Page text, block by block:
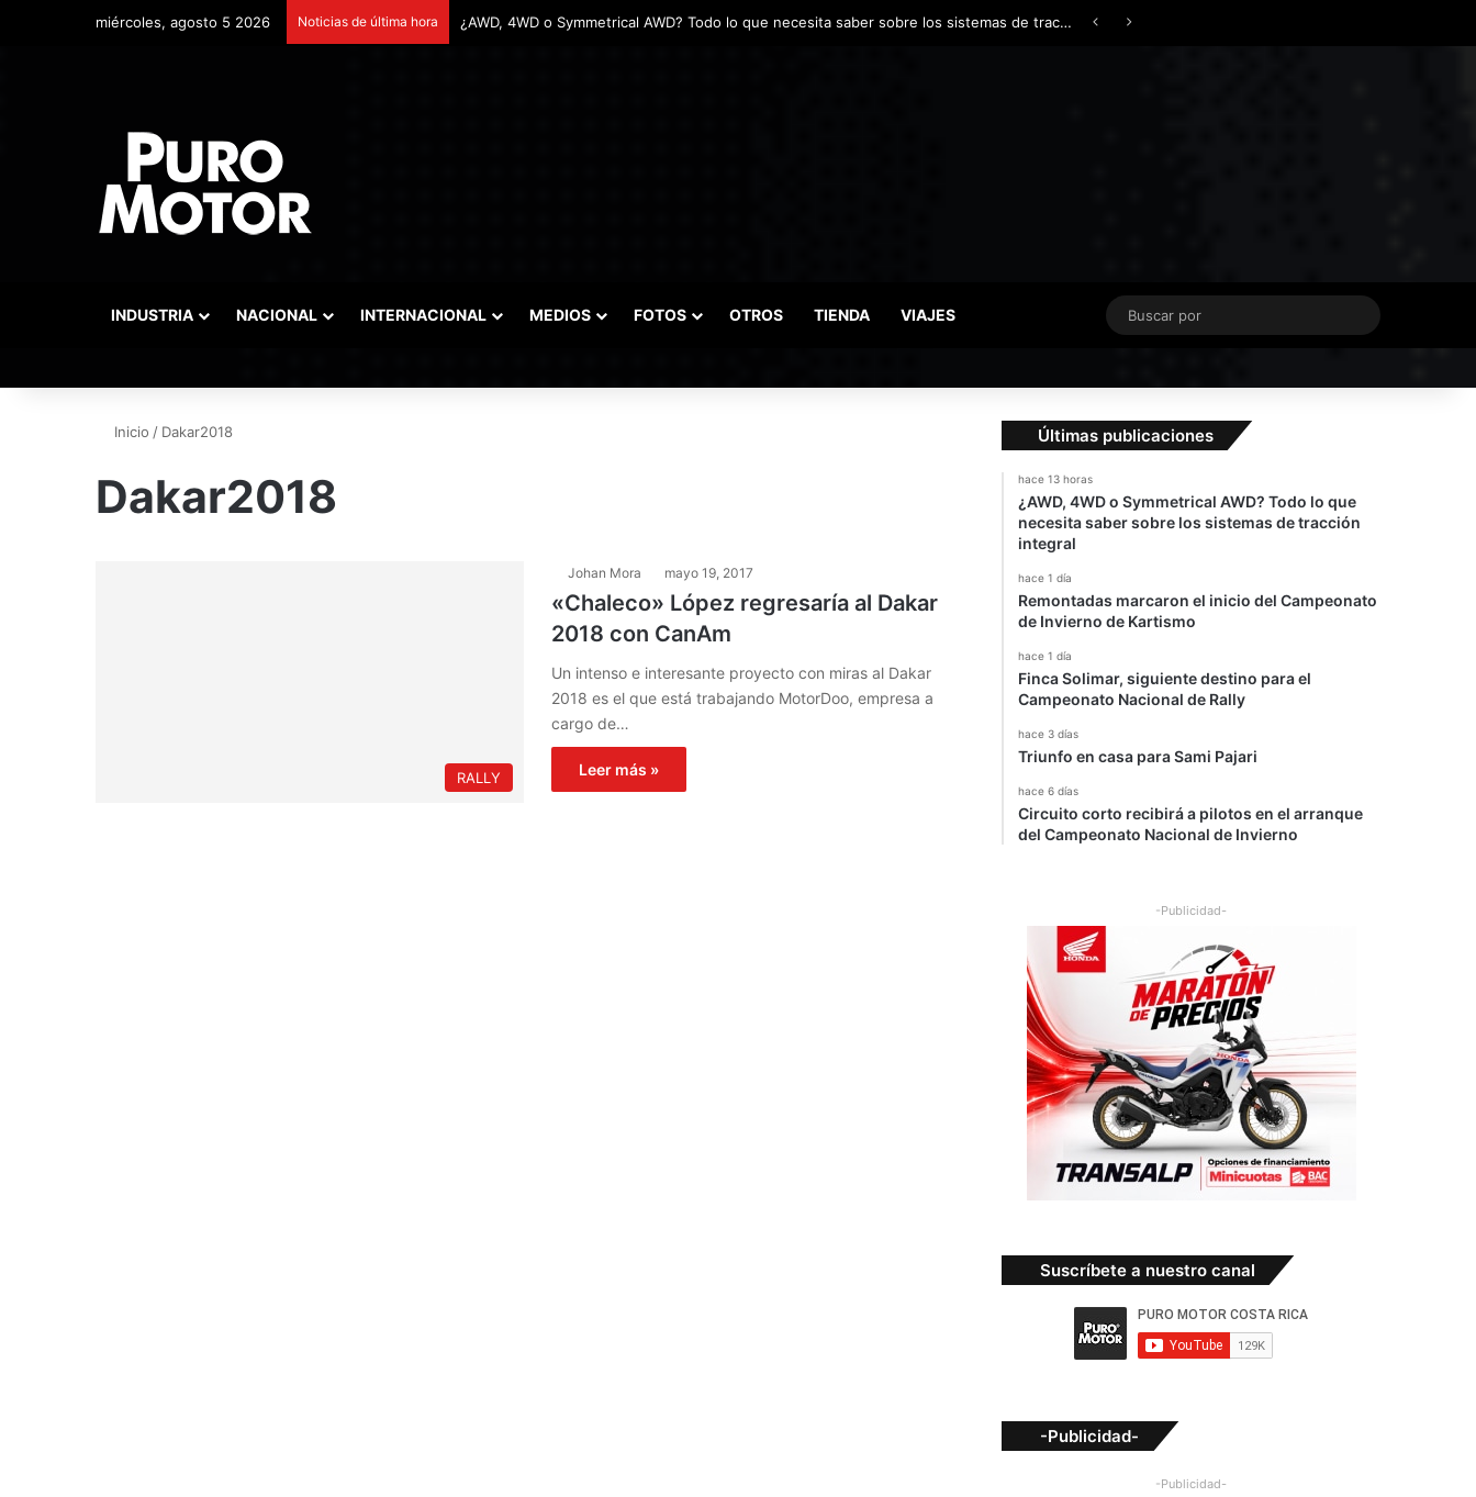
miércoles, agosto 5 2026 Noticias de última hora ¿AWD, 4WD o Symmetrical AWD? Todo lo que necesita saber sobre los sistemas de tracción integral
INDUSTRIA NACIONAL INTERNACIONAL MEDIOS FOTOS OTROS TIENDA VIAJES
Buscar
Inicio / Dakar2018
Dakar2018
RALLY
Johan Mora mayo 19, 2017
«Chaleco» López regresaría al Dakar
2018 con CanAm
Un intenso e interesante proyecto con miras al Dakar
2018 es el que está trabajando MotorDoo, empresa a
cargo de…
Leer más »
Últimas publicaciones
hace 13 horas
¿AWD, 4WD o Symmetrical AWD? Todo lo que
necesita saber sobre los sistemas de tracción
integral
hace 1 día
Remontadas marcaron el inicio del Campeonato
de Invierno de Kartismo
hace 1 día
Finca Solimar, siguiente destino para el
Campeonato Nacional de Rally
hace 3 días
Triunfo en casa para Sami Pajari
hace 6 días
Circuito corto recibirá a pilotos en el arranque
del Campeonato Nacional de Invierno
-Publicidad-
Suscríbete a nuestro canal
-Publicidad-
-Publicidad-